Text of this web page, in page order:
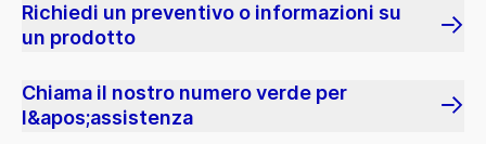
Richiedi un preventivo o informazioni su
un prodotto
Chiama il nostro numero verde per
l&apos;assistenza